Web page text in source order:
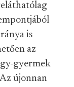
is
az
gyermek
újonnan